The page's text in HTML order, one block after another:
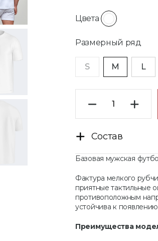
Цвета
Размерный ряд
S M L
Состав
Базовая мужская
Фактура мелкого
приятные тактильные
противоположным
устойчива к
Преимущества